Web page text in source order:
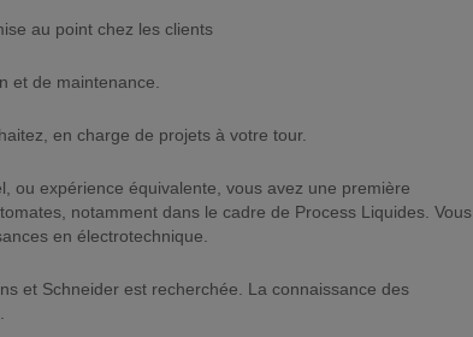
au point chez les clients
et de maintenance.
en charge de projets à votre tour.
ou expérience équivalente, vous avez une première
notamment dans le cadre de Process Liquides. Vous
en électrotechnique.
et Schneider est recherchée. La connaissance des